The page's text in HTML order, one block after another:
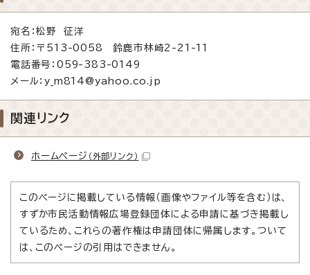
宛名：松野 征洋
住所：〒513-0058 鈴鹿市林崎2-21-11
電話番号：059-383-0149
メール：y_m814@yahoo.co.jp
関連リンク
ホームページ （外部リンク）
このページに掲載している情報（画像やファイル等を含む）は、
すずか市民活動情報広場登録団体による申請に基づき掲載し
ているため、これらの著作権は申請団体に帰属します。ついて
は、このページの引用はできません。